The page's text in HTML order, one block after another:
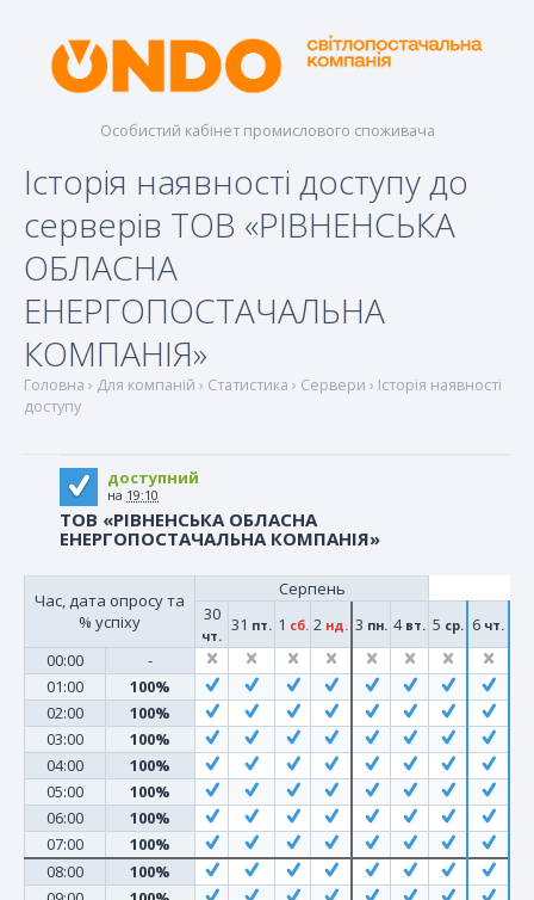
Особистий кабінет промислового споживача
Історія наявності доступу до
серверів ТОВ «РІВНЕНСЬКА
ОБЛАСНА
ЕНЕРГОПОСТАЧАЛЬНА
КОМПАНІЯ»
Головна › Для компаній › Статистика › Сервери › Історія наявності
доступу
доступний
на 19:10
ТОВ «РІВНЕНСЬКА ОБЛАСНА
ЕНЕРГОПОСТАЧАЛЬНА КОМПАНІЯ»
Час, дата опросу та
% успіху
Серпень
30
чт.
31 пт. 1 сб. 2 нд. 3 пн. 4 вт. 5 ср. 6 чт.
00:00
-
01:00
100%
02:00
100%
03:00
100%
04:00
100%
05:00
100%
06:00
100%
07:00
100%
08:00
100%